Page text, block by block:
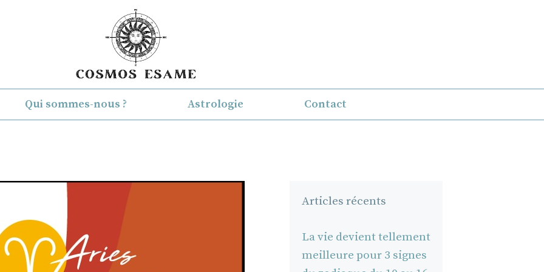
Qui sommes-nous ? Astrologie Contact
Articles récents
La vie devient tellement
meilleure pour 3 signes